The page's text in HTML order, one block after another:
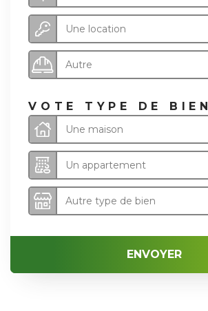
Une location
Autre
VOTE TYPE DE BIEN
Une maison
Un appartement
Autre type de bien
ENVOYER